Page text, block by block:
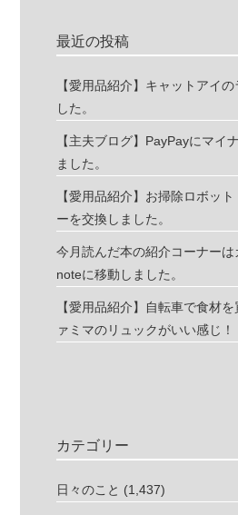
最近の投稿
【愛用品紹介】キャットアイ
した。
【主夫ブログ】PayPayにマイ
ました。
【愛用品紹介】お掃除ロボッ
ーを交換しました。
今月読んだ本の紹介コーナー
noteに移動しました。
【愛用品紹介】自転車で食材
ァミマのリュックがいい感じ！
カテゴリー
日々のこと (1,437)